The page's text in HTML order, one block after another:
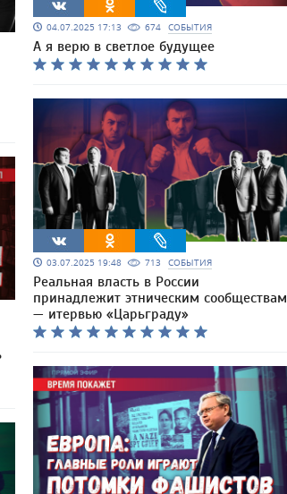
04.07.2025 17:13 674 СОБЫТИЯ
А я верю в светлое будущее
03.07.2025 19:48 713 СОБЫТИЯ
Реальная власть в России
принадлежит этническим сообществам
— итервью «Царьграду»